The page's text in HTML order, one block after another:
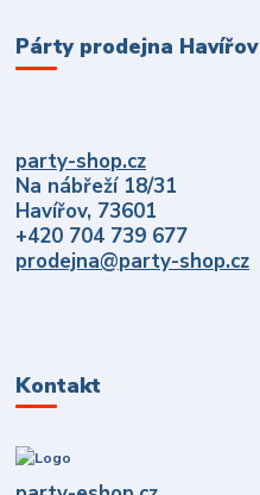
Párty prodejna Havířov
party-shop.cz
Na nábřeží 18/31
Havířov, 73601
+420 704 739 677
prodejna@party-shop.cz
Kontakt